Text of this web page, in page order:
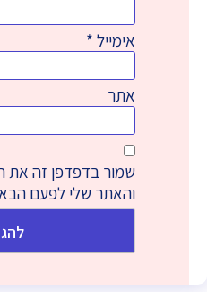
אימייל*
אתר
שמור בדפדפן זה את
והאתר שלי לפעם